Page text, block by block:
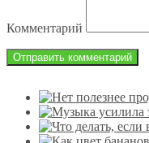
Комментарий